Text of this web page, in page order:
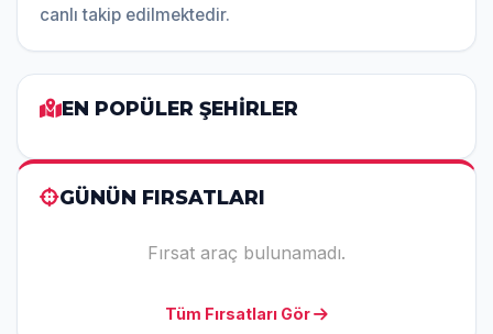
canlı takip edilmektedir.
EN POPÜLER ŞEHİRLER
GÜNÜN FIRSATLARI
Fırsat araç bulunamadı.
Tüm Fırsatları Gör